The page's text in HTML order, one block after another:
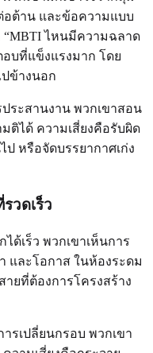
อต้าน และข้อความแบบ
“MBTI ไหนมีความฉลาด
บที่แข็งแรงมาก โดย
ข้างนอก
ระสานงาน พวกเขาสอน
ติได้ ความเสี่ยงคือรับผิด
หรือจัดบรรยากาศเก่ง
วดเร็ว
ได้เร็ว พวกเขาเห็นการ
และโอกาส ในห้องระดม
ายที่ต้องการโครงสร้าง
รเปลี่ยนกรอบ พวกเขา